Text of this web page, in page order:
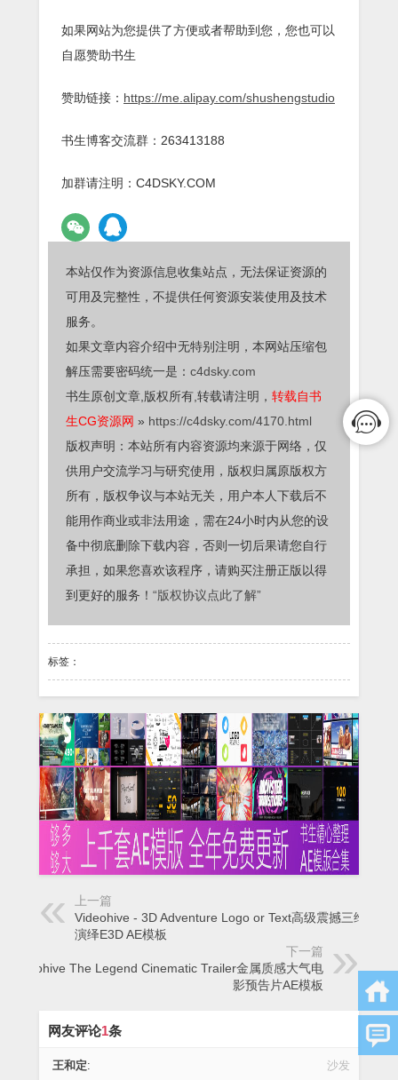
如果网站为您提供了方便或者帮助到您，您也可以
自愿赞助书生
赞助链接： https://me.alipay.com/shushengstudio
书生博客交流群：263413188
加群请注明：C4DSKY.COM
本站仅作为资源信息收集站点，无法保证资源的
可用及完整性，不提供任何资源安装使用及技术
服务。
如果文章内容介绍中无特别注明，本网站压缩包
解压需要密码统一是： c4dsky.com
书生原创文章,版权所有,转载请注明， 转载自书
生CG资源网 » https://c4dsky.com/4170.html
版权声明：本站所有内容资源均来源于网络，仅
供用户交流学习与研究使用，版权归属原版权方
所有，版权争议与本站无关，用户本人下载后不
能用作商业或非法用途，需在24小时内从您的设
备中彻底删除下载内容，否则一切后果请您自行
承担，如果您喜欢该程序，请购买注册正版以得
到更好的服务！ “版权协议点此了解”
标签：
上一篇
Videohive - 3D Adventure Logo or Text高级震撼三维logo
演绎E3D AE模板
下一篇
Videohive The Legend Cinematic Trailer金属质感大气电
影预告片AE模板
网友评论1条
沙发
王和定: